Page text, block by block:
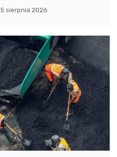
5 sierpnia 2026